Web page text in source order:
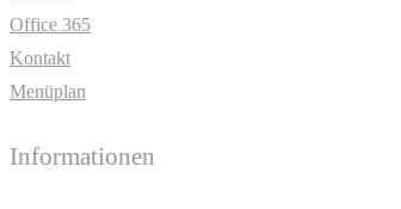
Office 365
Kontakt
Menüplan
Informationen